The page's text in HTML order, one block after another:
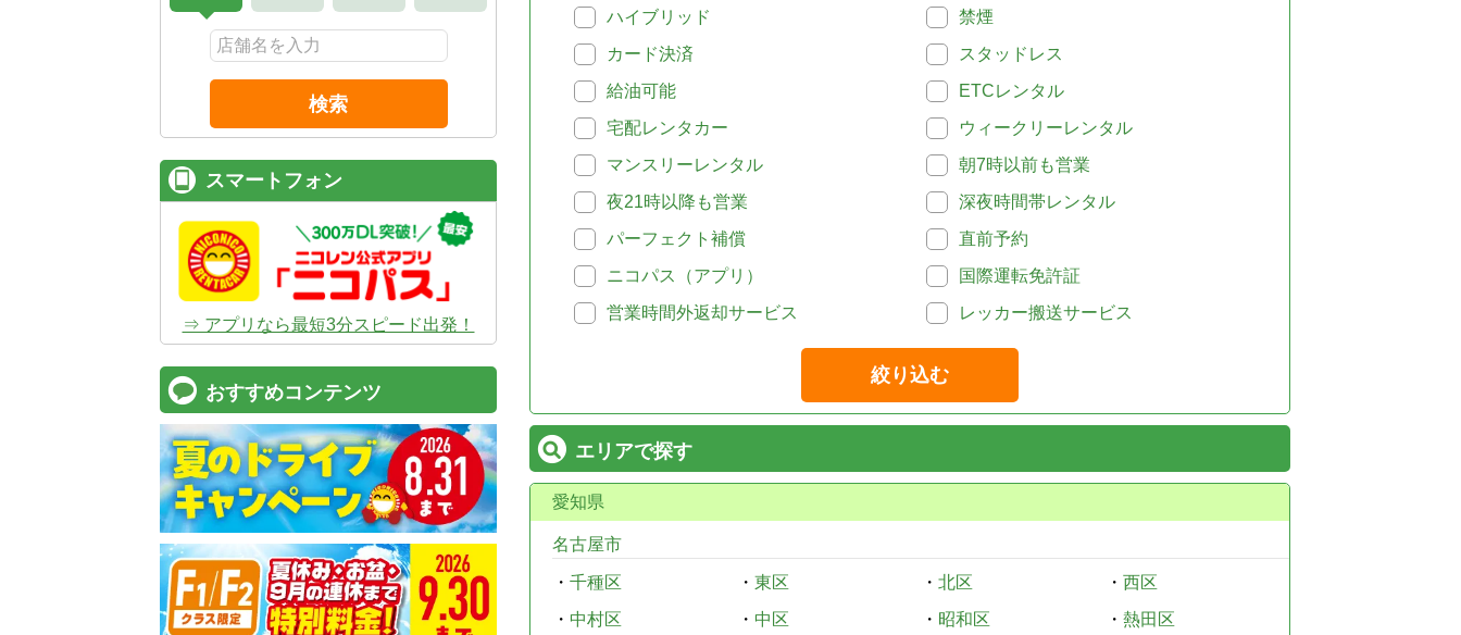
ハイブリッド
禁煙
カード決済
スタッドレス
給油可能
ETCレンタル
宅配レンタカー
ウィークリーレンタル
マンスリーレンタル
朝7時以前も営業
夜21時以降も営業
深夜時間帯レンタル
パーフェクト補償
直前予約
ニコパス（アプリ）
国際運転免許証
営業時間外返却サービス
レッカー搬送サービス
絞り込む
エリアで探す
愛知県
名古屋市
・ 千種区 ・ 東区 ・ 北区 ・ 西区
・ 中村区 ・ 中区 ・ 昭和区 ・ 熱田区
検索
スマートフォン
⇒ アプリなら最短3分スピード出発！
おすすめコンテンツ